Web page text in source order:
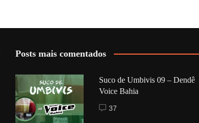
Posts mais comentados
Suco de Umbivis 09 – Dendê
Voice Bahia
37